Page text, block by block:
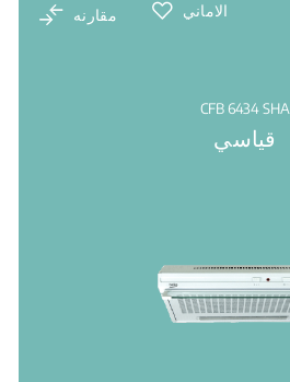
الاماني مقارنه
CFB 6434 SHA
قياسي